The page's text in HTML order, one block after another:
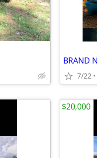
7/22
$20,000